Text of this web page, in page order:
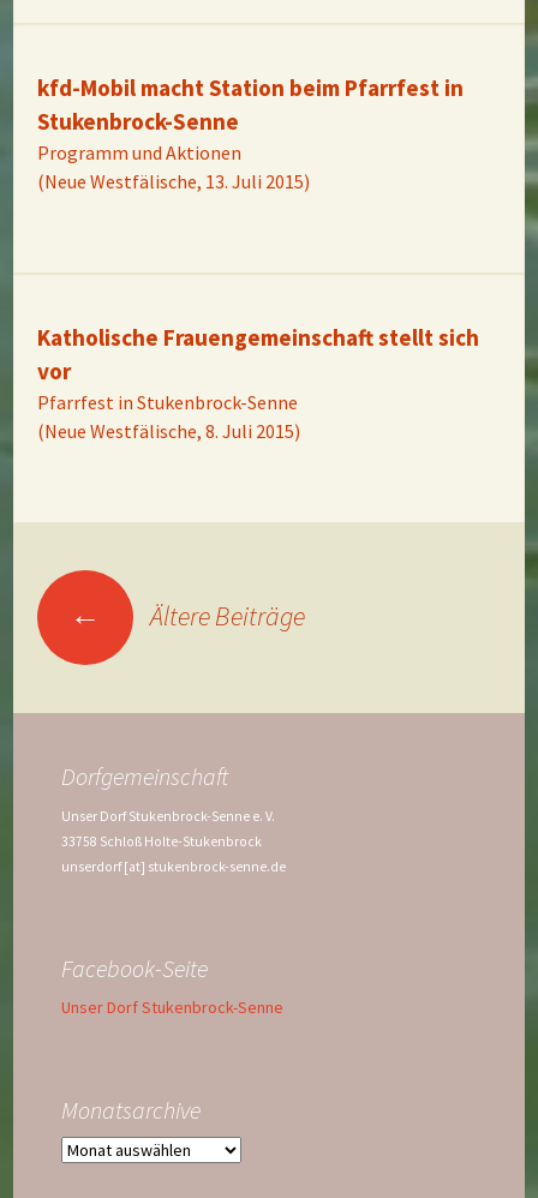
kfd-Mobil macht Station beim Pfarrfest in
Stukenbrock-Senne
Programm und Aktionen
(Neue Westfälische, 13. Juli 2015)
Katholische Frauengemeinschaft stellt sich
vor
Pfarrfest in Stukenbrock-Senne
(Neue Westfälische, 8. Juli 2015)
Beitragsnavigation
← Ältere Beiträge
Dorfgemeinschaft
Unser Dorf Stukenbrock-Senne e. V.
33758 Schloß Holte-Stukenbrock
unserdorf [at] stukenbrock-senne.de
Facebook-Seite
Unser Dorf Stukenbrock-Senne
Monatsarchive
Monatsarchive